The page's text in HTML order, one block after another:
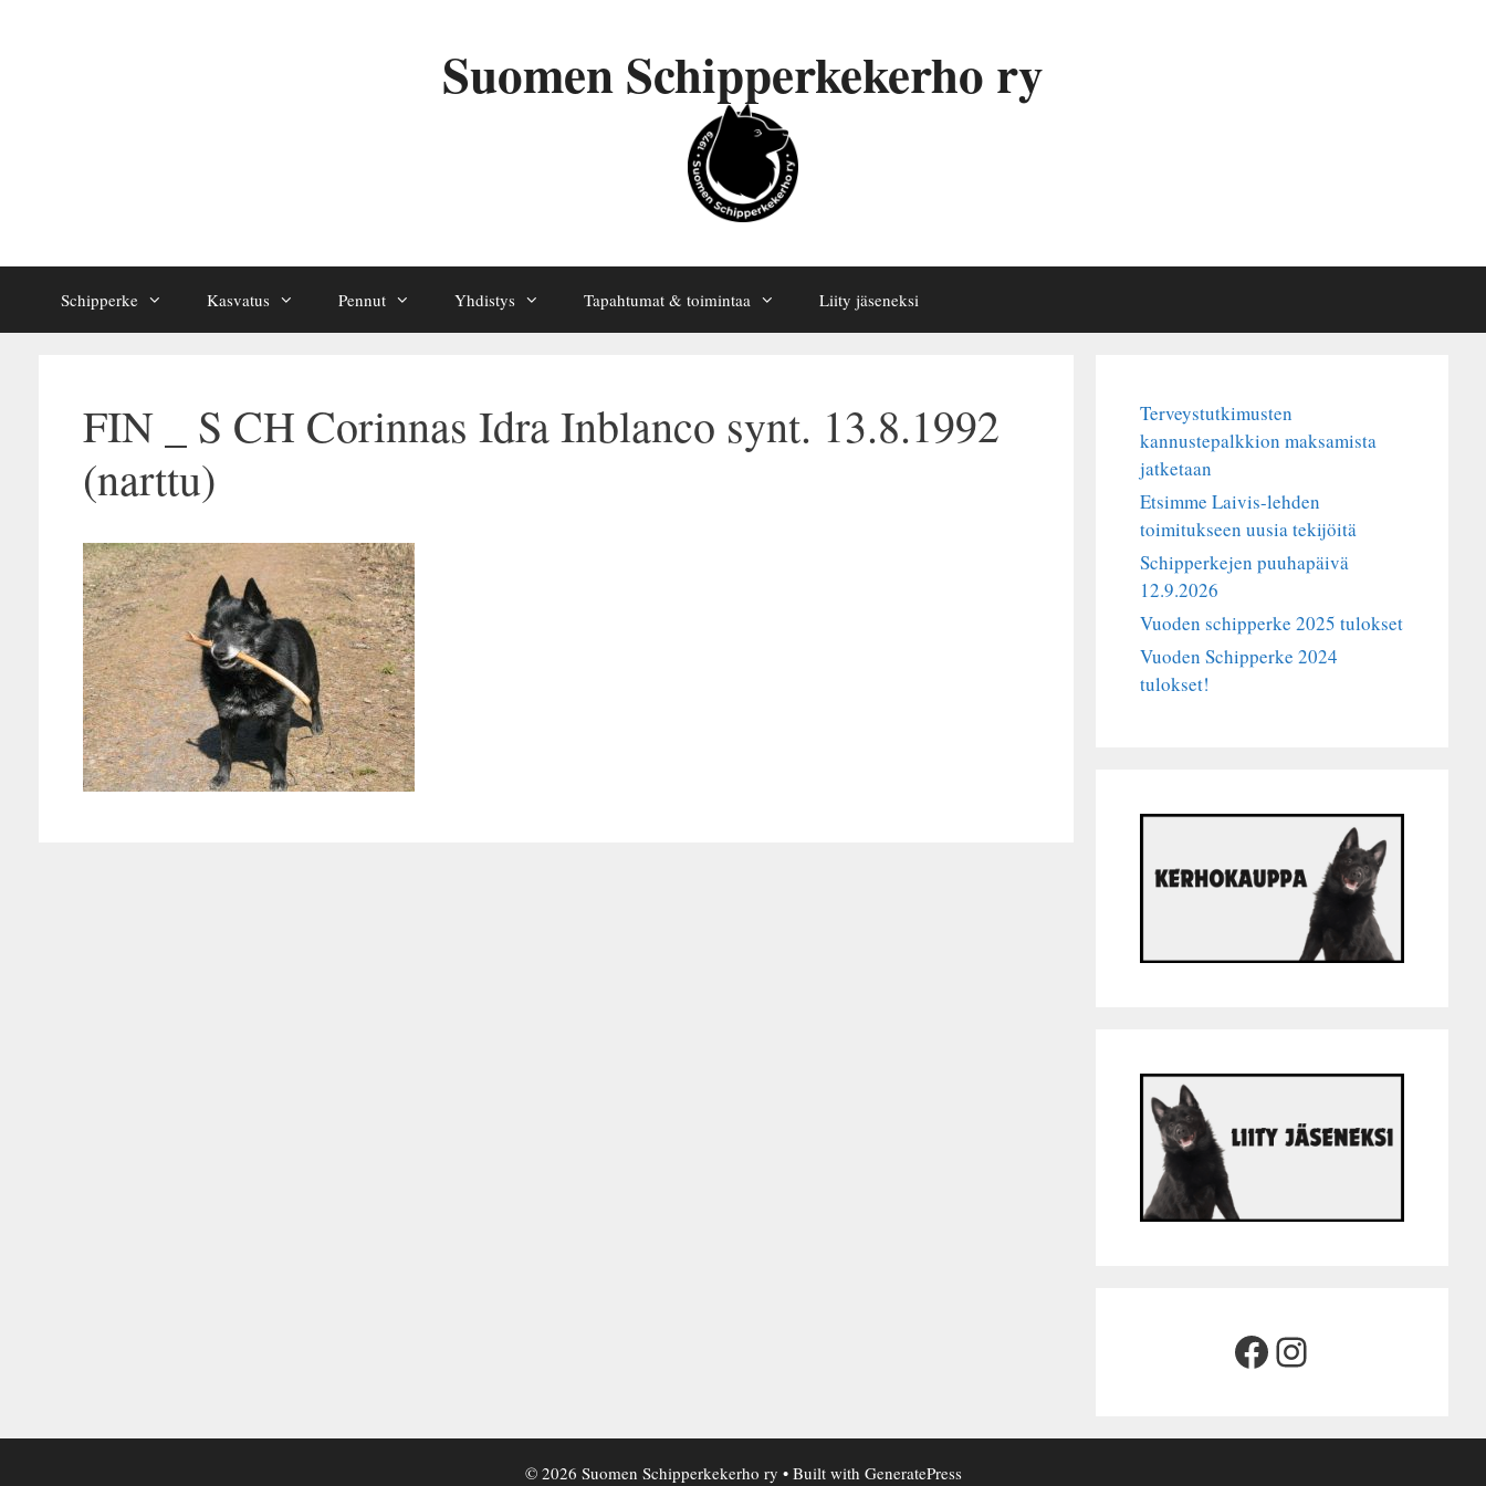
Suomen Schipperkekerho ry
Schipperke Kasvatus Pennut Yhdistys Tapahtumat & toimintaa Liity jäseneksi
FIN _ S CH Corinnas Idra Inblanco synt. 13.8.1992
(narttu)
Terveystutkimusten
kannustepalkkion maksamista
jatketaan
Etsimme Laivis-lehden
toimitukseen uusia tekijöitä
Schipperkejen puuhapäivä
12.9.2026
Vuoden schipperke 2025 tulokset
Vuoden Schipperke 2024
tulokset!
Facebook
Instagram
© 2026 Suomen Schipperkekerho ry • Built with GeneratePress